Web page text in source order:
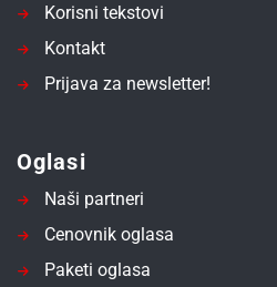
Korisni tekstovi
Kontakt
Prijava za newsletter!
Oglasi
Naši partneri
Cenovnik oglasa
Paketi oglasa